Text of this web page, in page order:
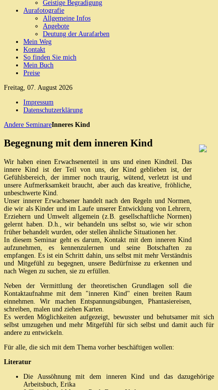
Geistige Begradigung
Aurafotografie
Allgemeine Infos
Angebote
Deutung der Aurafarben
Mein Weg
Kontakt
So finden Sie mich
Mein Buch
Preise
Freitag, 07. August 2026
Impressum
Datenschutzerklärung
Andere SeminareInneres Kind
Begegnung mit dem inneren Kind
Wir haben einen Erwachsenenteil in uns und einen Kindteil. Das
innere Kind ist der Teil von uns, der Kind geblieben ist, der
Gefühlsbereich, der immer noch traurig, wütend, verletzt ist und
unsere Aufmerksamkeit braucht, aber auch das kreative, fröhliche,
unbeschwerte Kind.
Unser innerer Erwachsener handelt nach den Regeln und Normen,
die wir als Kinder und im Laufe unserer Entwicklung von Lehrern,
Erziehern und Umwelt allgemein (z.B. gesellschaftliche Normen)
gelernt haben. D.h., wir behandeln uns selbst so, wie wir schon
früher behandelt wurden, oder stellen ähnliche Situationen her.
In diesem Seminar geht es darum, Kontakt mit dem inneren Kind
aufzunehmen, es kennenzulernen und seine Botschaften zu
empfangen. Es ist ein Schritt dahin, uns selbst mit mehr Verständnis
und Mitgefühl zu begegnen, unsere Bedürfnisse zu erkennen und
nach Wegen zu suchen, sie zu erfüllen.
Neben der Vermittlung der theoretischen Grundlagen soll die
Kontaktaufnahme mit dem "inneren Kind" einen breiten Raum
einnehmen. Wir machen Entspannungsübungen, Phantasiereisen,
schreiben, malen und ziehen Karten.
Es werden Möglichkeiten aufgezeigt, bewusster und behutsamer mit sich
selbst umzugehen und mehr Mitgefühl für sich selbst und damit auch für
andere zu entwickeln.
Für alle, die sich mit dem Thema vorher beschäftigen wollen:
Literatur
Die Aussöhnung mit dem inneren Kind und das dazugehörige
Arbeitsbuch, Erika